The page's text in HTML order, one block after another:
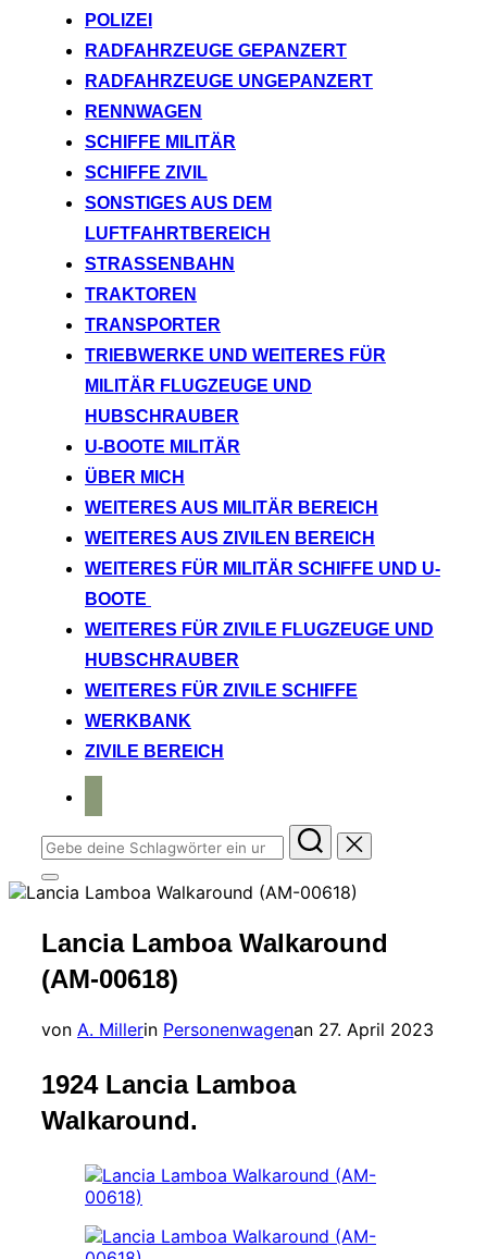
POLIZEI
RADFAHRZEUGE GEPANZERT
RADFAHRZEUGE UNGEPANZERT
RENNWAGEN
SCHIFFE MILITÄR
SCHIFFE ZIVIL
SONSTIGES AUS DEM
LUFTFAHRTBEREICH
STRASSENBAHN
TRAKTOREN
TRANSPORTER
TRIEBWERKE UND WEITERES FÜR
MILITÄR FLUGZEUGE UND
HUBSCHRAUBER
U-BOOTE MILITÄR
ÜBER MICH
WEITERES AUS MILITÄR BEREICH
WEITERES AUS ZIVILEN BEREICH
WEITERES FÜR MILITÄR SCHIFFE UND U-
BOOTE
WEITERES FÜR ZIVILE FLUGZEUGE UND
HUBSCHRAUBER
WEITERES FÜR ZIVILE SCHIFFE
WERKBANK
ZIVILE BEREICH
Suchen
nach:
Seitenleiste
&
umschalten
Lancia Lamboa Walkaround
(AM-00618)
von A. Millerin Personenwagenan Veröffentlicht
27. April 2023
1924 Lancia Lamboa
Walkaround.